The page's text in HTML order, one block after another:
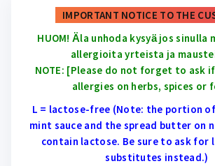
IMPORTANT NOTICE TO THE
HUOM! Ӓla unhoda kysyӓ jos sinulla
allergioita yrteista ja
NOTE: [Please do not forget to ask
allergies on herbs, spices or
L = lactose-free (Note: the portion
mint sauce and the spread butter on
contain lactose. Be sure to ask for
substitutes instead.)